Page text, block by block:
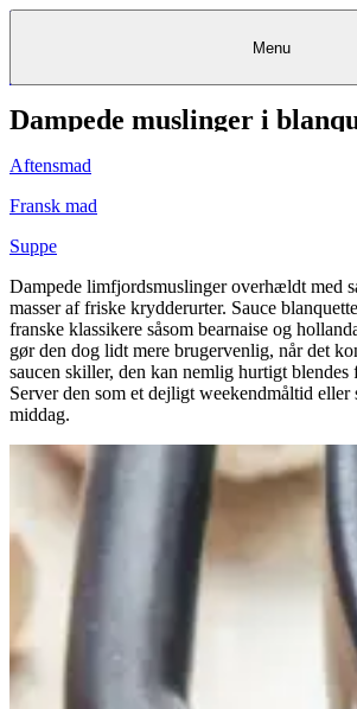
KantineKantineKantine
FrokostordningFrokostordning
Catering
Madkurser
& Teambuilding
Opskrifter
RestauranterRestauranter& & Bagerier
Bagerier
Foodservice
Detail
Projekter
rådgivning
KøbKøb gavekortgavekort Køb gavekort
KundeserviceKundeservice
Menu
Dampede muslinger i
Aftensmad
Fransk mad
Suppe
Dampede limfjordsmuslinger overhældt med
masser af friske krydderurter. Sauce
franske klassikere såsom bearnaise og
gør den dog lidt mere brugervenlig, når det
saucen skiller, den kan nemlig hurtigt blendes
Server den som et dejligt weekendmåltid eller
middag.